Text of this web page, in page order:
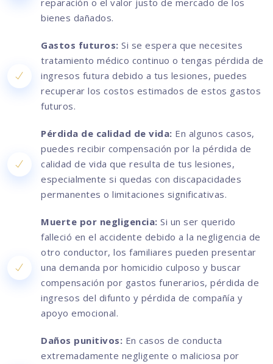
reparación o el valor justo de mercado de los
bienes dañados.
Gastos futuros: Si se espera que necesites
tratamiento médico continuo o tengas pérdida de
ingresos futura debido a tus lesiones, puedes
recuperar los costos estimados de estos gastos
futuros.
Pérdida de calidad de vida: En algunos casos,
puedes recibir compensación por la pérdida de
calidad de vida que resulta de tus lesiones,
especialmente si quedas con discapacidades
permanentes o limitaciones significativas.
Muerte por negligencia: Si un ser querido
falleció en el accidente debido a la negligencia de
otro conductor, los familiares pueden presentar
una demanda por homicidio culposo y buscar
compensación por gastos funerarios, pérdida de
ingresos del difunto y pérdida de compañía y
apoyo emocional.
Daños punitivos: En casos de conducta
extremadamente negligente o maliciosa por